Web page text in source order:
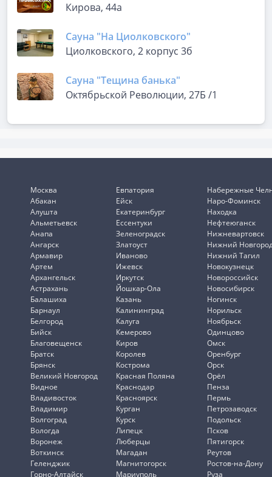
Кирова, 44а
Сауна "На Циолковского"
Циолковского, 2 корпус 3б
Сауна "Тещина банька"
Октябрьской Революции, 27Б /1
Москва
Абакан
Алушта
Альметьевск
Анапа
Ангарск
Армавир
Артем
Архангельск
Астрахань
Балашиха
Барнаул
Белгород
Бийск
Благовещенск
Братск
Брянск
Великий Новгород
Видное
Владивосток
Владимир
Волгоград
Вологда
Воронеж
Воткинск
Геленджик
Горно-Алтайск
Евпатория
Ейск
Екатеринбург
Ессентуки
Зеленоградск
Златоуст
Иваново
Ижевск
Иркутск
Йошкар-Ола
Казань
Калининград
Калуга
Кемерово
Киров
Королев
Кострома
Красная Поляна
Краснодар
Красноярск
Курган
Курск
Липецк
Люберцы
Магадан
Магнитогорск
Мариуполь
Набережные
Наро-Фоминск
Находка
Нефтеюганск
Нижневартовск
Нижний
Нижний Тагил
Новокузнецк
Новороссийск
Новосибирск
Ногинск
Норильск
Ноябрьск
Одинцово
Омск
Оренбург
Орск
Орёл
Пенза
Пермь
Петрозаводск
Подольск
Псков
Пятигорск
Реутов
Ростов-на-Дону
Руза